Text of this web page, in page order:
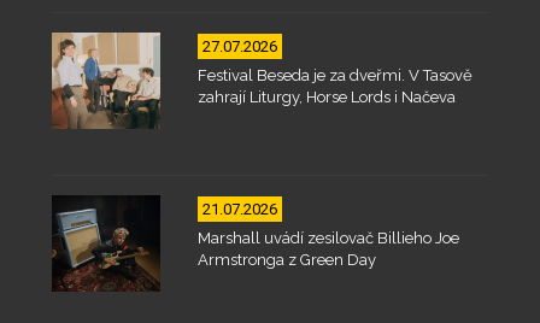
27.07.2026
Festival Beseda je za dveřmi. V Tasově
zahrají Liturgy, Horse Lords i Načeva
21.07.2026
Marshall uvádí zesilovač Billieho Joe
Armstronga z Green Day